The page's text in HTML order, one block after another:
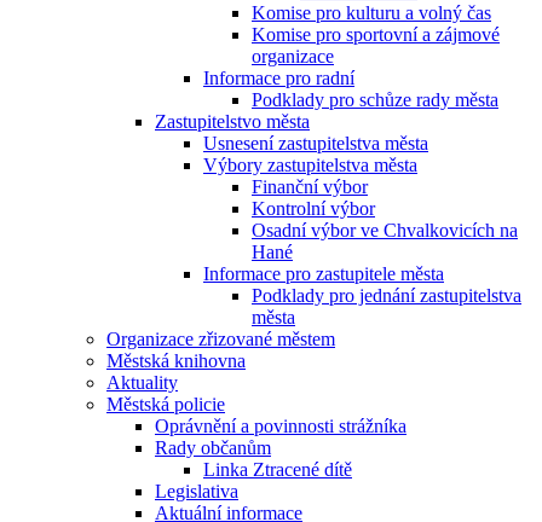
Komise pro kulturu a volný čas
Komise pro sportovní a zájmové
organizace
Informace pro radní
Podklady pro schůze rady města
Zastupitelstvo města
Usnesení zastupitelstva města
Výbory zastupitelstva města
Finanční výbor
Kontrolní výbor
Osadní výbor ve Chvalkovicích na
Hané
Informace pro zastupitele města
Podklady pro jednání zastupitelstva
města
Organizace zřizované městem
Městská knihovna
Aktuality
Městská policie
Oprávnění a povinnosti strážníka
Rady občanům
Linka Ztracené dítě
Legislativa
Aktuální informace